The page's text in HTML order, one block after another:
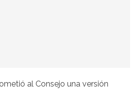
al Consejo una versión